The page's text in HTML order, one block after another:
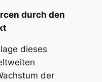
durch den
dieses
der